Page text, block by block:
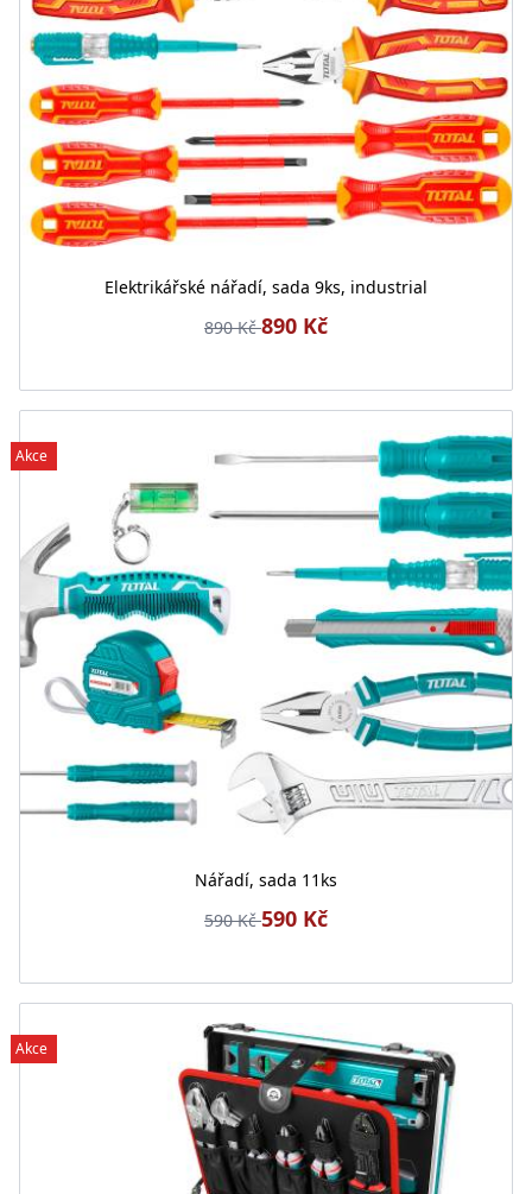
Elektrikářské nářadí, sada 9ks, industrial
890 Kč890 Kč
Akce
Nářadí, sada 11ks
590 Kč590 Kč
Akce